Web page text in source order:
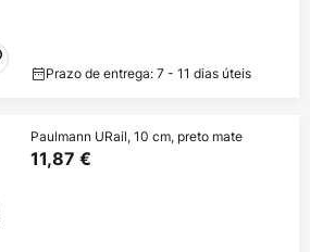
Prazo de entrega: 7 - 11 dias úteis
Paulmann URail, 10 cm, preto mate
11,87 €